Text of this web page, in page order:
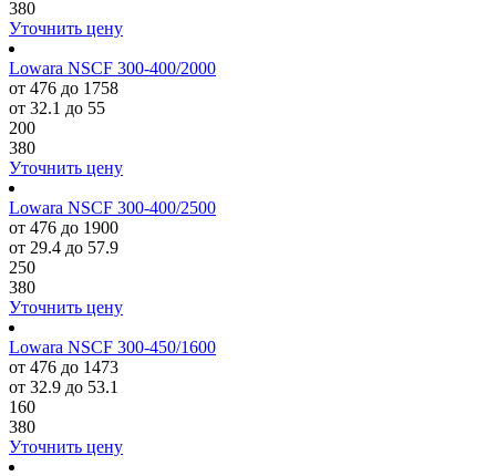
380
Уточнить цену
Lowara NSCF 300-400/2000
от 476 до 1758
от 32.1 до 55
200
380
Уточнить цену
Lowara NSCF 300-400/2500
от 476 до 1900
от 29.4 до 57.9
250
380
Уточнить цену
Lowara NSCF 300-450/1600
от 476 до 1473
от 32.9 до 53.1
160
380
Уточнить цену